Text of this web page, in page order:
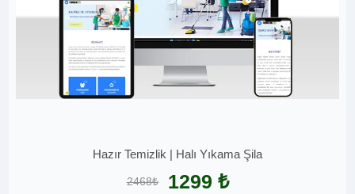
Hazır Temizlik | Halı Yıkama Şila
2468₺ 1299 ₺